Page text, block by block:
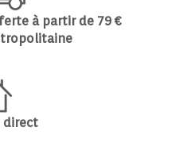
à partir de 79 €
direct